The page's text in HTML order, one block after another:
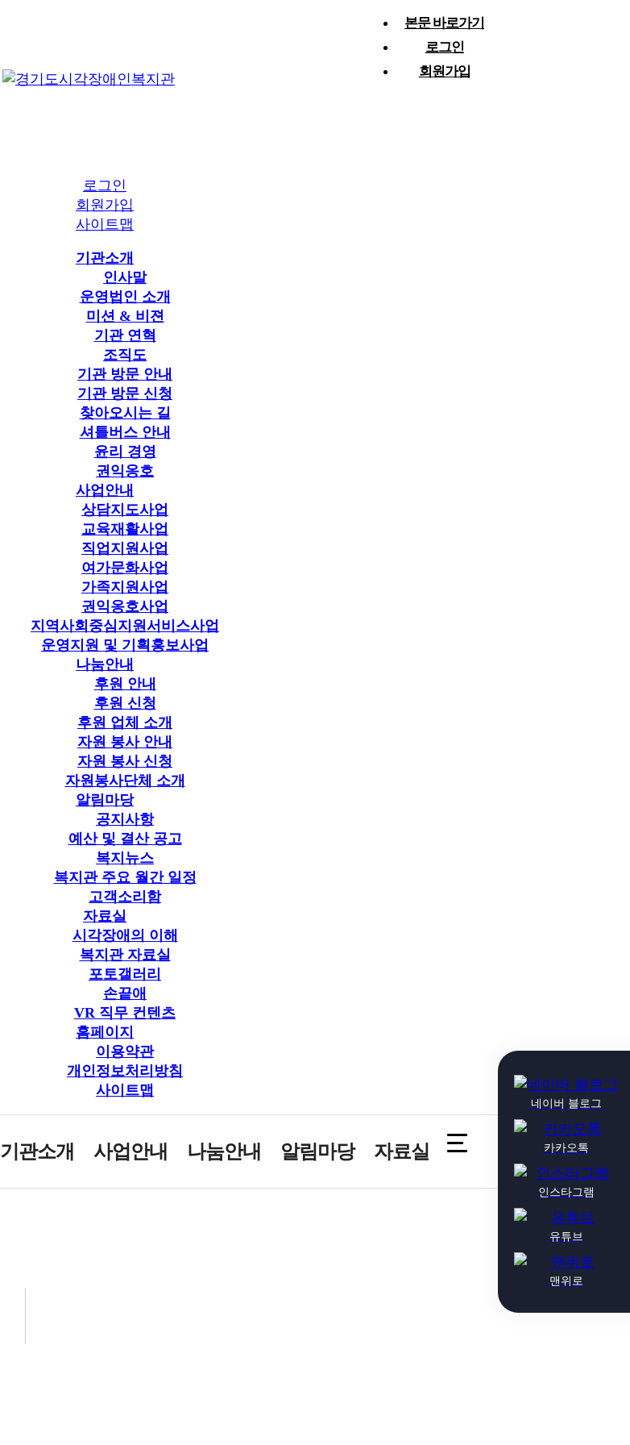
로그인
회원가입
사이트맵
기관소개
인사말
운영법인 소개
미션 & 비젼
기관 연혁
조직도
기관 방문 안내
기관 방문 신청
찾아오시는 길
셔틀버스 안내
윤리 경영
권익옹호
사업안내
상담지도사업
교육재활사업
직업지원사업
여가문화사업
가족지원사업
권익옹호사업
지역사회중심지원서비스사업
운영지원 및 기획홍보사업
나눔안내
후원 안내
후원 신청
후원 업체 소개
자원 봉사 안내
자원 봉사 신청
자원봉사단체 소개
알림마당
공지사항
예산 및 결산 공고
복지뉴스
복지관 주요 월간 일정
고객소리함
자료실
시각장애의 이해
복지관 자료실
포토갤러리
손끝애
VR 직무 컨텐츠
홈페이지
이용약관
개인정보처리방침
사이트맵
본문 바로가기
로그인
회원가입
기관소개 사업안내 나눔안내 알림마당 자료실
네이버 블로그
카카오톡
인스타그램
유튜브
맨위로